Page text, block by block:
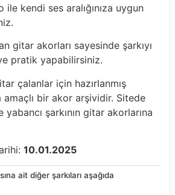
kendi ses aralığınıza uygun
gitar akorları sayesinde şarkıyı
pratik yapabilirsiniz.
çalanlar için hazırlanmış
bir akor arşividir. Sitede
şarkının gitar akorlarına
10.01.2025
ait diğer şarkıları aşağıda